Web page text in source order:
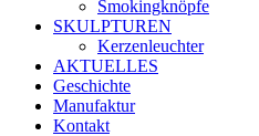
Smokingknöpfe
SKULPTUREN
Kerzenleuchter
AKTUELLES
Geschichte
Manufaktur
Kontakt